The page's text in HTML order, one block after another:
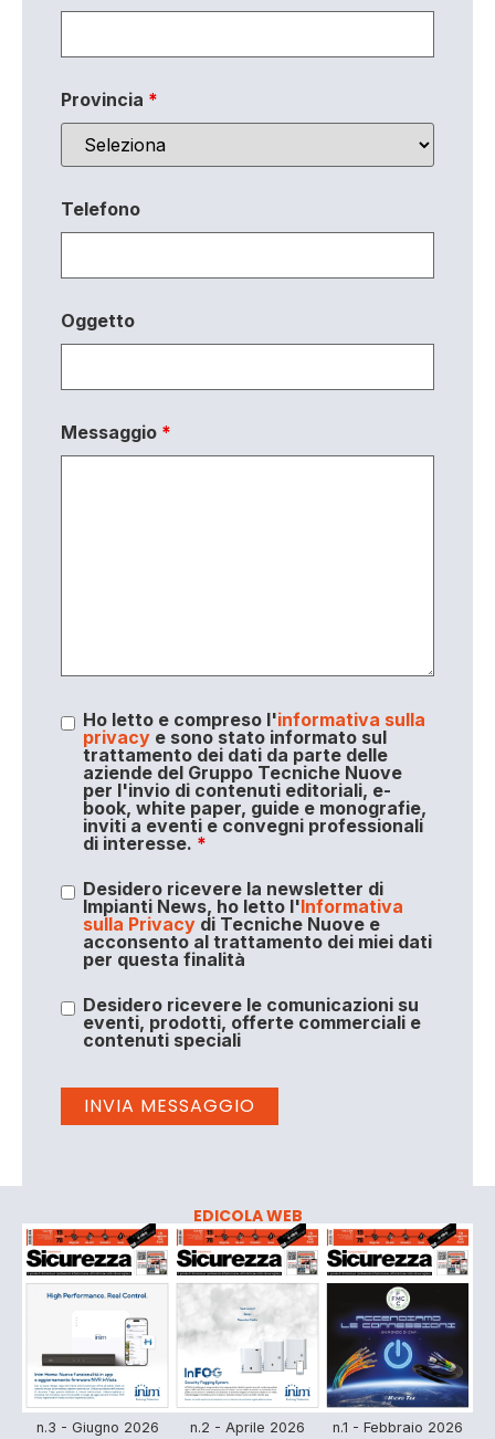
Provincia *
Telefono
Oggetto
Messaggio *
Ho letto e compreso l'informativa sulla
privacye sono stato informato sul
trattamento dei dati da parte delle
aziende del Gruppo Tecniche Nuove
per l'invio di contenuti editoriali, e-
book, white paper, guide e monografie,
inviti a eventi e convegni professionali
di interesse. *
Desidero ricevere la newsletter di
Impianti News, ho letto l'Informativa
sulla Privacydi Tecniche Nuove e
acconsento al trattamento dei miei dati
per questa finalità
Desidero ricevere le comunicazioni su
eventi, prodotti, offerte commerciali e
contenuti speciali
EDICOLA WEB
n.3 - Giugno 2026 n.2 - Aprile 2026 n.1 - Febbraio 2026